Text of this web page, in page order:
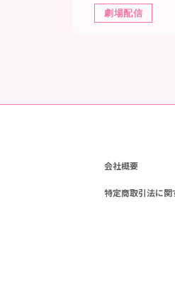
劇場配信
会社概要
特定商取引法に関